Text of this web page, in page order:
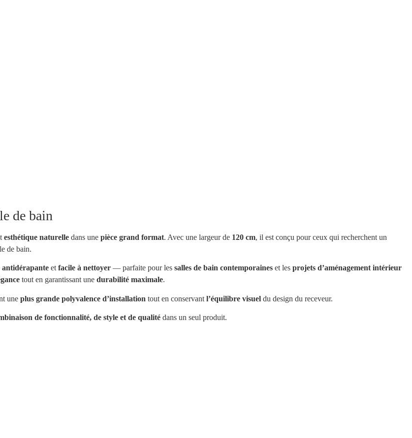
de bain
esthétique naturelle dans une pièce grand format. Avec une largeur de 120 cm, il est conçu pour ceux qui recherchent un
de bain.
antidérapante etfacile à nettoyer — parfaite pour les salles de bain contemporaines et les projets d’aménagement intérieur
tout en garantissant une durabilité maximale.
une plus grande polyvalence d’installation tout en conservant l’équilibre visuel du design du receveur.
de fonctionnalité, de style et de qualité dans un seul produit.